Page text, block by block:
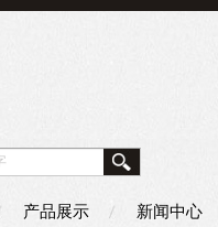
产品展示 新闻中心